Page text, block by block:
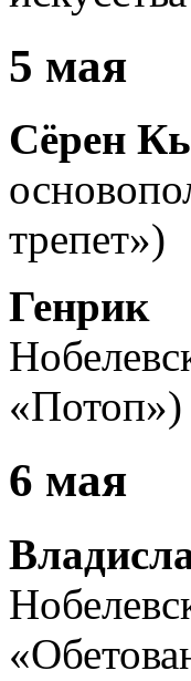
5 мая
Сёрен
трепет»)
Генрик
«Потоп»)
6 мая